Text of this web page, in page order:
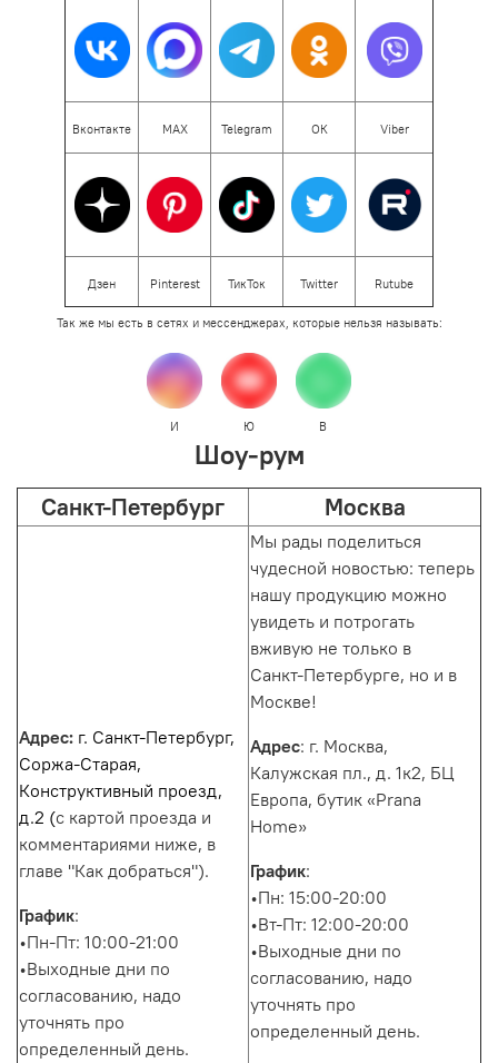
Вконтакте МАХ Telegram ОК Viber
Дзен Pinterest ТикТок Twitter Rutube
Так же мы есть в сетях и мессенджерах, которые нельзя называть:
И Ю В
Шоу-рум
Санкт-Петербург Москва
Адрес: г. Санкт-Петербург,
Соржа-Старая,
Конструктивный проезд,
д.2 (с картой проезда и
комментариями ниже, в
главе "Как добраться").
График:
•Пн-Пт: 10:00-21:00
•Выходные дни по
согласованию, надо
уточнять про
определенный день.
Мы рады поделиться
чудесной новостью: теперь
нашу продукцию можно
увидеть и потрогать
вживую не только в
Санкт‑Петербурге, но и в
Москве!
Адрес: г. Москва,
Калужская пл., д. 1к2, БЦ
Европа, бутик «Prana
Home»
График:
•Пн: 15:00-20:00
•Вт-Пт: 12:00-20:00
•Выходные дни по
согласованию, надо
уточнять про
определенный день.